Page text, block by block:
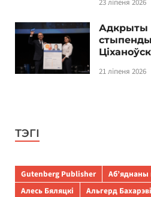
23 ліпеня 2026
Адкрыты
21 ліпеня 2026
ТЭГІ
Gutenberg Publisher
Аб’яднаны
Алесь Бяляцкі
Альгерд